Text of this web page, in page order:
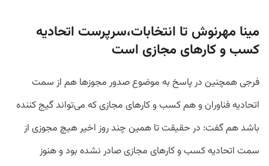
مینا مهرنوش تا انتخابات،سرپرست اتحادیه
کسب و کارهای مجازی است
فرجی همچنین در پاسخ به موضوع صدور مجوزها هم از سمت
اتحادیه فناوران و هم کسب و کارهای مجازی که می‌تواند گیج کننده
باشد هم گفت: در حقیقت تا همین چند روز اخیر هیچ مجوزی از
سمت اتحادیه کسب و کارهای مجازی صادر نشده بود و هنوز